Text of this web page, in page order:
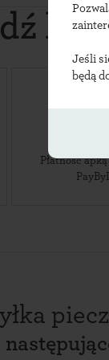
Jeśli
będą
Płatność